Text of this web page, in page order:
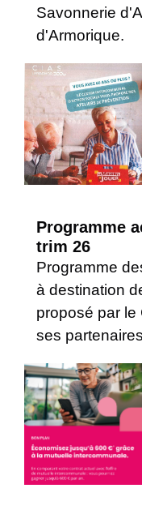
Savonnerie
d'Armorique.
Programme
trim 26
Programme
à destination
proposé par le
ses partenaires